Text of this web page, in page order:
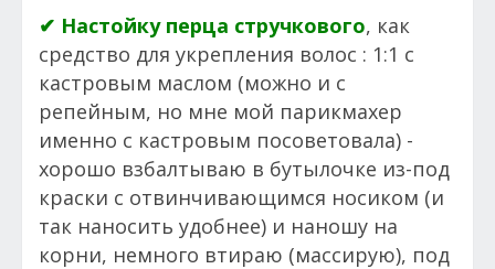
✔ Настойку перца стручкового, как
средство для укрепления волос : 1:1 с
кастровым маслом (можно и с
репейным, но мне мой парикмахер
именно с кастровым посоветовала) -
хорошо взбалтываю в бутылочке из-под
краски с отвинчивающимся носиком (и
так наносить удобнее) и наношу на
корни, немного втираю (массирую), под